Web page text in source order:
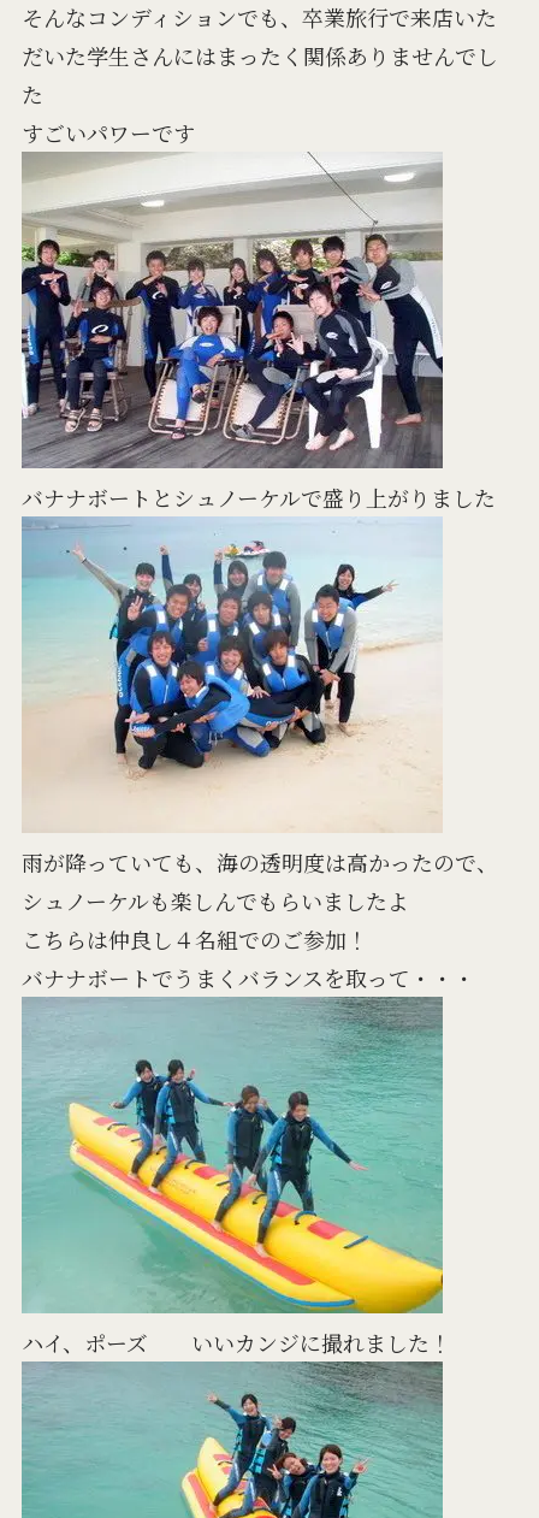
そんなコンディションでも、卒業旅行で来店いた
だいた学生さんにはまったく関係ありませんでし
た
すごいパワーです
バナナボートとシュノーケルで盛り上がりました
雨が降っていても、海の透明度は高かったので、
シュノーケルも楽しんでもらいましたよ
こちらは仲良し４名組でのご参加！
バナナボートでうまくバランスを取って・・・
ハイ、ポーズ いいカンジに撮れました！